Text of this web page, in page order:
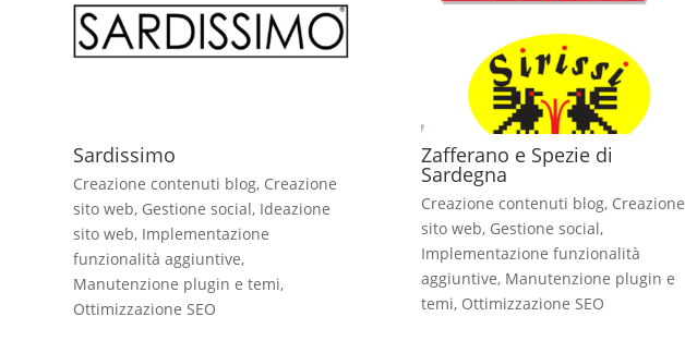
Sardissimo
Creazione contenuti blog, Creazione
sito web, Gestione social, Ideazione
sito web, Implementazione
funzionalità aggiuntive,
Manutenzione plugin e temi,
Ottimizzazione SEO
Zafferano e Spezie di
Sardegna
Creazione contenuti blog, Creazione
sito web, Gestione social,
Implementazione funzionalità
aggiuntive, Manutenzione plugin e
temi, Ottimizzazione SEO